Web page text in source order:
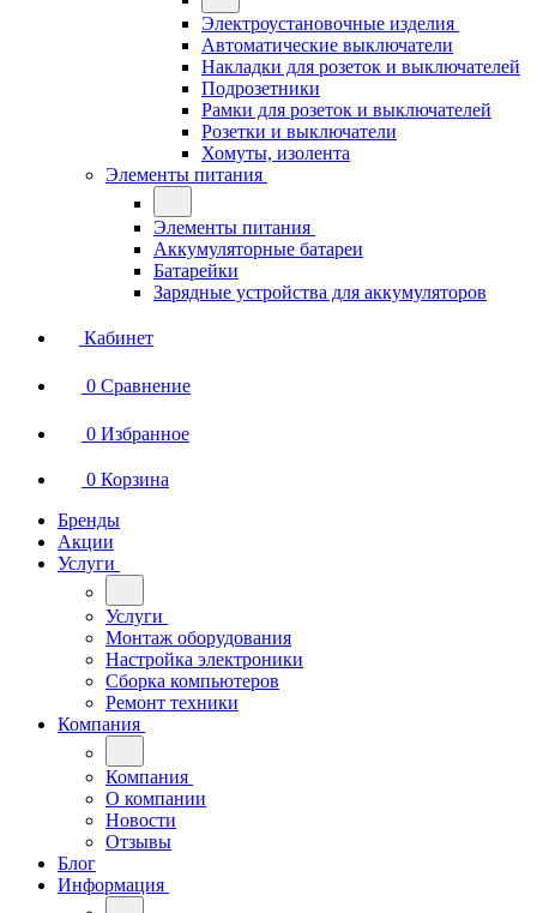
Электроустановочные изделия
Автоматические выключатели
Накладки для розеток и выключателей
Подрозетники
Рамки для розеток и выключателей
Розетки и выключатели
Хомуты, изолента
Элементы питания
Элементы питания
Аккумуляторные батареи
Батарейки
Зарядные устройства для аккумуляторов
Кабинет
0 Сравнение
0 Избранное
0 Корзина
Бренды
Акции
Услуги
Услуги
Монтаж оборудования
Настройка электроники
Сборка компьютеров
Ремонт техники
Компания
Компания
О компании
Новости
Отзывы
Блог
Информация